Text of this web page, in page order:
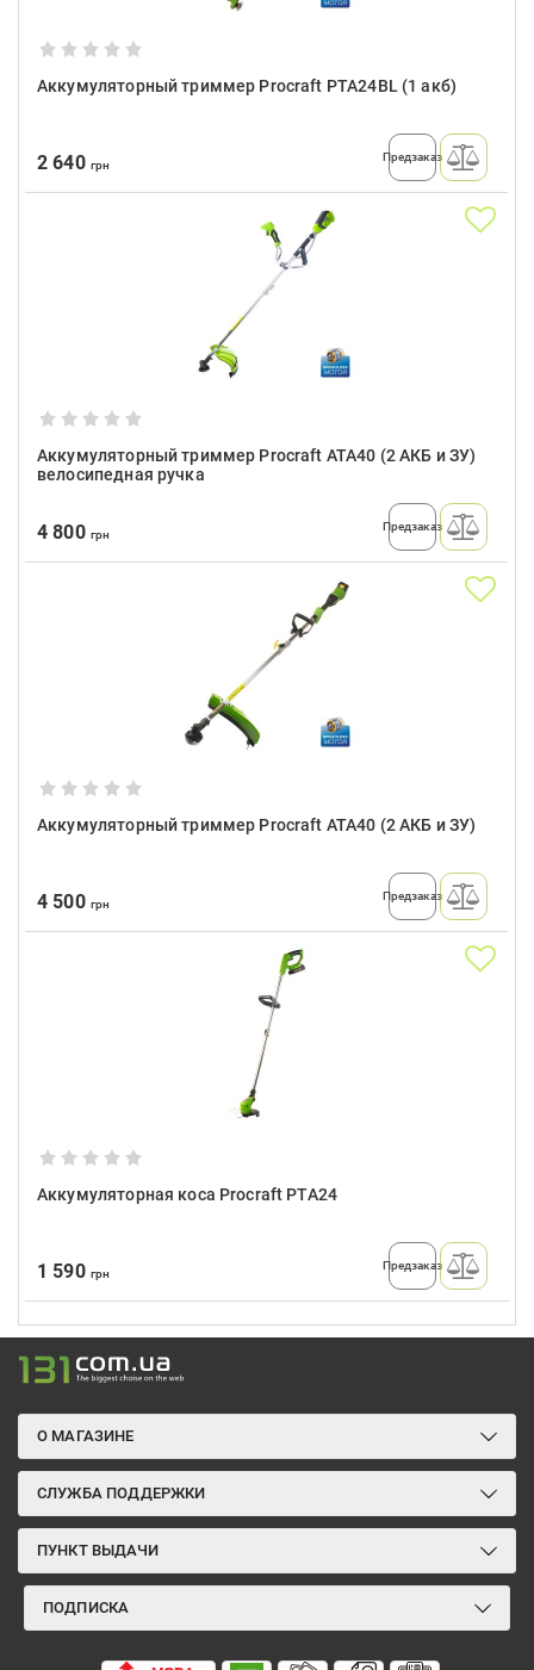
Аккумуляторный триммер Procraft PTA24BL (1 акб)
2 640 грн
Предзаказ
Аккумуляторный триммер Procraft ATA40 (2 АКБ и ЗУ)
велосипедная ручка
4 800 грн
Предзаказ
Аккумуляторный триммер Procraft ATA40 (2 АКБ и ЗУ)
4 500 грн
Предзаказ
Аккумуляторная коса Procraft PTA24
1 590 грн
Предзаказ
О МАГАЗИНЕ
СЛУЖБА ПОДДЕРЖКИ
ПУНКТ ВЫДАЧИ
ПОДПИСКА